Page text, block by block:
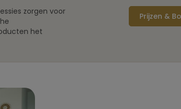
zorgen voor
het
Prijzen &